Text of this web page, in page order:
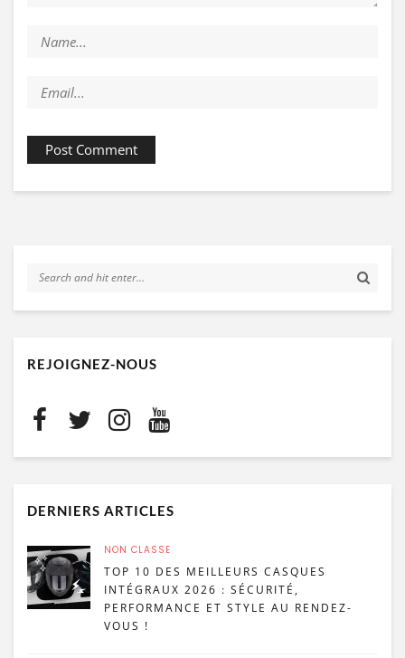
REJOIGNEZ-NOUS
DERNIERS ARTICLES
NON CLASSÉ
TOP 10 DES MEILLEURS CASQUES
INTÉGRAUX 2026 : SÉCURITÉ,
PERFORMANCE ET STYLE AU RENDEZ-
VOUS !